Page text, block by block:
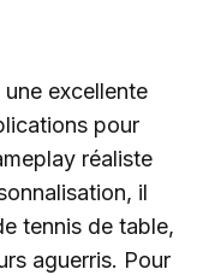
excellente
pour
réaliste
il
tennis de table,
aguerris. Pour